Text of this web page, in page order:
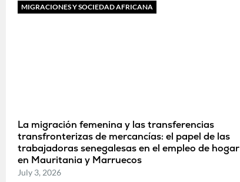
MIGRACIONES Y SOCIEDAD AFRICANA
La migración femenina y las transferencias
transfronterizas de mercancías: el papel de las
trabajadoras senegalesas en el empleo de hogar
en Mauritania y Marruecos
July 3, 2026